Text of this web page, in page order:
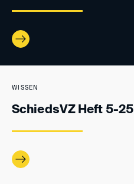
WISSEN
SchiedsVZ Heft 5-25